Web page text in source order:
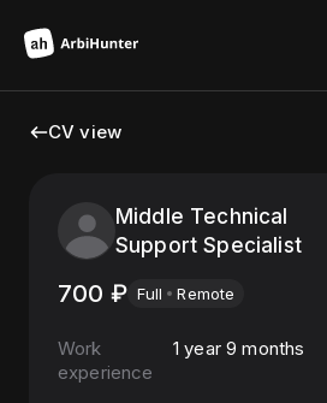
CV view
Middle Technical
Support Specialist
700 ₽ Full Remote
Work
experience
1 year 9 months